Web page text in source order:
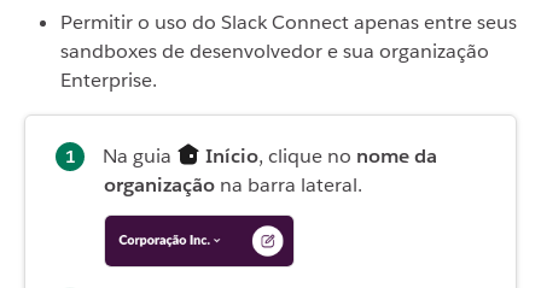
Permitir o uso do Slack Connect apenas entre seus
sandboxes de desenvolvedor e sua organização
Enterprise.
Na guia Início, clique no nome da
organização na barra lateral.